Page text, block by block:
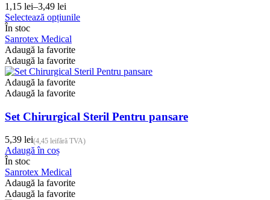
1,15 lei–3,49 lei
Interval
de
prețuri:
1,15 lei
până
la
3,49 lei
Selectează opțiunileAcest
variații.
alese
în
pagina
produsului.
În stoc
Sanrotex Medical
Adaugă la favorite
Adaugă la favorite
Adaugă la favorite
Adaugă la favorite
Set Chirurgical Steril Pentru pansare
5,39 lei(4,45 leifără TVA)
Adaugă în coș
În stoc
Sanrotex Medical
Adaugă la favorite
Adaugă la favorite